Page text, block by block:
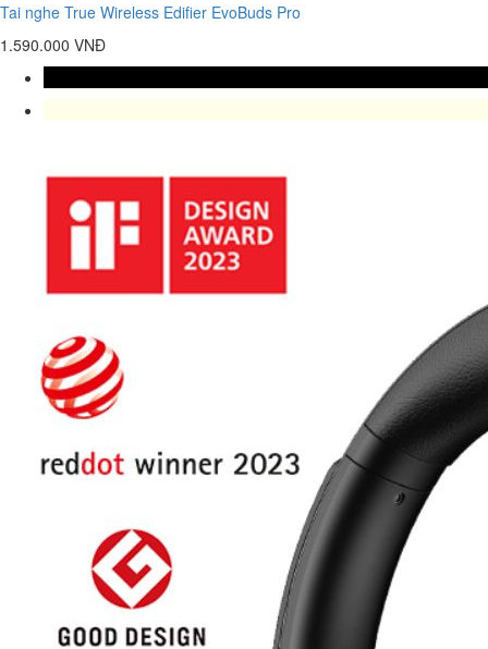
Tai nghe True Wireless Edifier EvoBuds Pro
1.590.000 VNĐ